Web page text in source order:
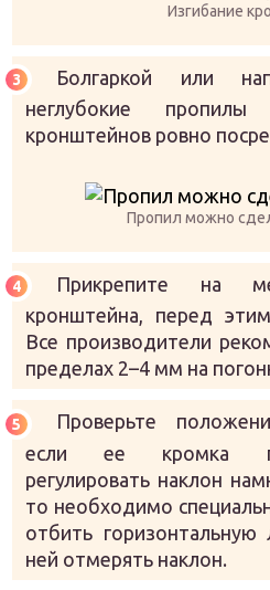
Изгибание
Болгаркой или
неглубокие
кронштейнов ровно
Пропил можно
Прикрепите на
кронштейна, перед
Все производители
пределах 2–4 мм на
Проверьте
если ее кромка
регулировать наклон
то необходимо
отбить
ней отмерять наклон.